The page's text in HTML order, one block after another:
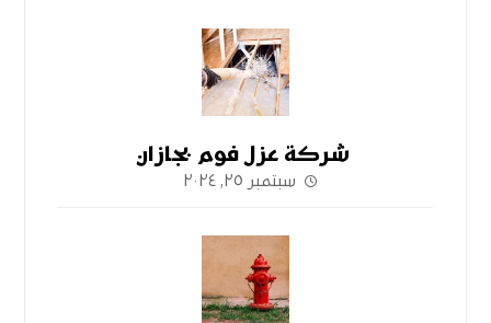
شركة عزل فوم بجازان
سبتمبر ٢٥, ٢٠٢٤